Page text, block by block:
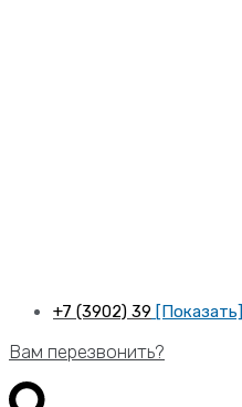
+7 (3902) 39 [Показать]
Вам перезвонить?